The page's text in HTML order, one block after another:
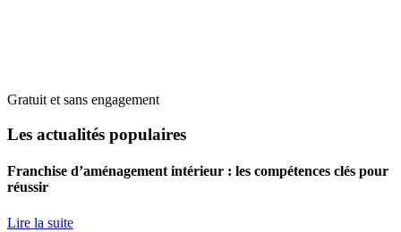
Gratuit et sans engagement
Les actualités populaires
Franchise d’aménagement intérieur : les compétences clés pour
réussir
Lire la suite